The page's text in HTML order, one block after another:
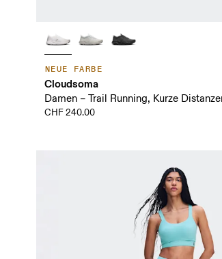
NEUE FARBE
Cloudsoma
Damen – Trail Running, Kurze
CHF 240.00